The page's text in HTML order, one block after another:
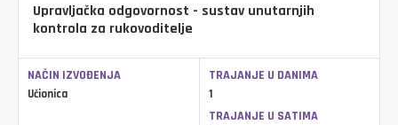
Upravljačka odgovornost - sustav unutarnjih
kontrola za rukovoditelje
NAČIN IZVOĐENJA
Učionica
TRAJANJE U DANIMA
1
TRAJANJE U SATIMA